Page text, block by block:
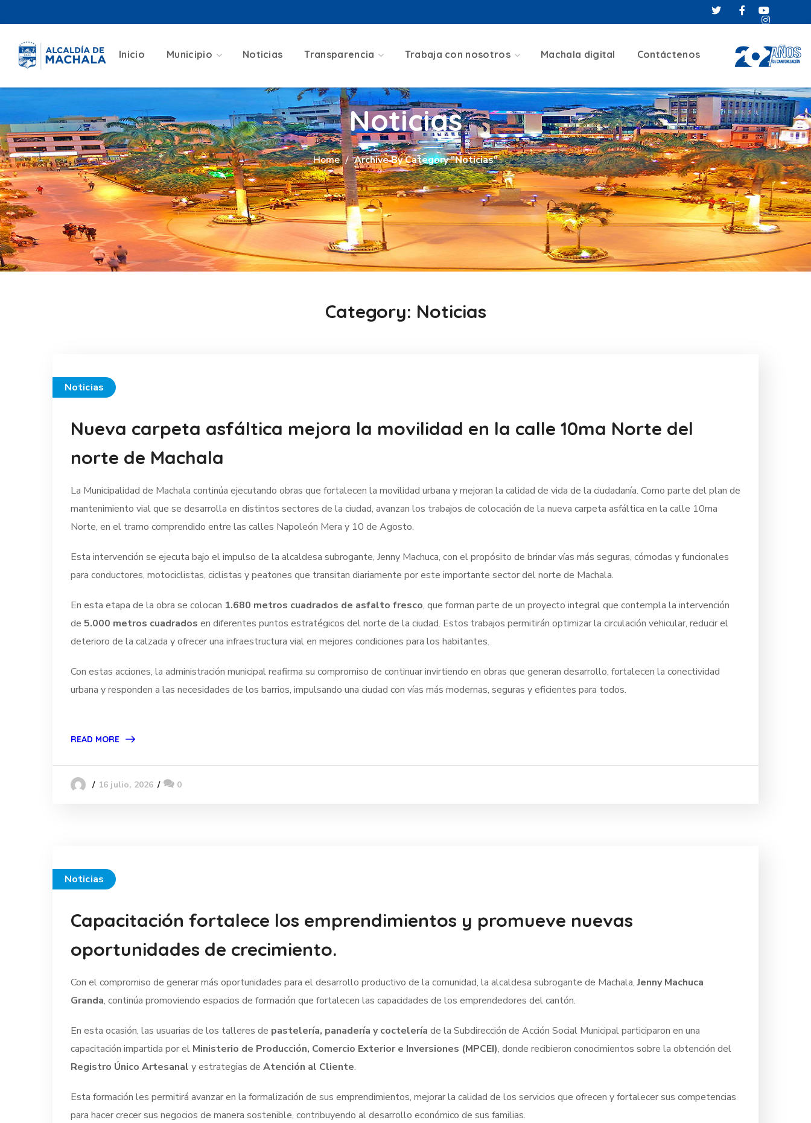
Inicio Municipio Noticias Transparencia Trabaja con nosotros Machala digital Contáctenos
Noticias
Home Archive By Category "Noticias"
Category: Noticias
Noticias
Nueva carpeta asfáltica mejora la movilidad en la calle 10ma Norte del
norte de Machala
La Municipalidad de Machala continúa ejecutando obras que fortalecen la movilidad urbana y mejoran la calidad de vida de la ciudadanía. Como parte del plan de
mantenimiento vial que se desarrolla en distintos sectores de la ciudad, avanzan los trabajos de colocación de la nueva carpeta asfáltica en la calle 10ma
Norte, en el tramo comprendido entre las calles Napoleón Mera y 10 de Agosto.
Esta intervención se ejecuta bajo el impulso de la alcaldesa subrogante, Jenny Machuca, con el propósito de brindar vías más seguras, cómodas y funcionales
para conductores, motociclistas, ciclistas y peatones que transitan diariamente por este importante sector del norte de Machala.
En esta etapa de la obra se colocan 1.680 metros cuadrados de asfalto fresco, que forman parte de un proyecto integral que contempla la intervención
de 5.000 metros cuadrados en diferentes puntos estratégicos del norte de la ciudad. Estos trabajos permitirán optimizar la circulación vehicular, reducir el
deterioro de la calzada y ofrecer una infraestructura vial en mejores condiciones para los habitantes.
Con estas acciones, la administración municipal reafirma su compromiso de continuar invirtiendo en obras que generan desarrollo, fortalecen la conectividad
urbana y responden a las necesidades de los barrios, impulsando una ciudad con vías más modernas, seguras y eficientes para todos.
READ MORE
16 julio, 2026 0
Noticias
Capacitación fortalece los emprendimientos y promueve nuevas
oportunidades de crecimiento.
Con el compromiso de generar más oportunidades para el desarrollo productivo de la comunidad, la alcaldesa subrogante de Machala,Jenny Machuca
Granda, continúa promoviendo espacios de formación que fortalecen las capacidades de los emprendedores del cantón.
En esta ocasión, las usuarias de los talleres de pastelería, panadería y coctelería de la Subdirección de Acción Social Municipal participaron en una
capacitación impartida por el Ministerio de Producción, Comercio Exterior e Inversiones (MPCEI), donde recibieron conocimientos sobre la obtención del
Registro Único Artesanal y estrategias de Atención al Cliente.
Esta formación les permitirá avanzar en la formalización de sus emprendimientos, mejorar la calidad de los servicios que ofrecen y fortalecer sus competencias
para hacer crecer sus negocios de manera sostenible, contribuyendo al desarrollo económico de sus familias.